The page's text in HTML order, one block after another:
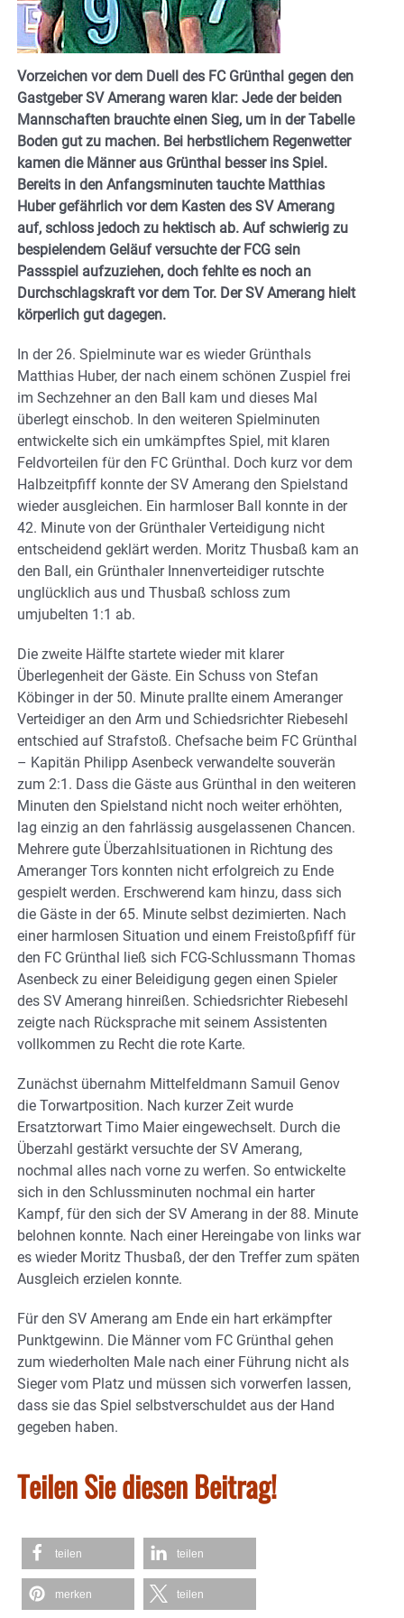
Vorzeichen vor dem Duell des FC Grünthal gegen den
Gastgeber SV Amerang waren klar: Jede der beiden
Mannschaften brauchte einen Sieg, um in der Tabelle
Boden gut zu machen. Bei herbstlichem Regenwetter
kamen die Männer aus Grünthal besser ins Spiel.
Bereits in den Anfangsminuten tauchte Matthias
Huber gefährlich vor dem Kasten des SV Amerang
auf, schloss jedoch zu hektisch ab. Auf schwierig zu
bespielendem Geläuf versuchte der FCG sein
Passspiel aufzuziehen, doch fehlte es noch an
Durchschlagskraft vor dem Tor. Der SV Amerang hielt
körperlich gut dagegen.
In der 26. Spielminute war es wieder Grünthals
Matthias Huber, der nach einem schönen Zuspiel frei
im Sechzehner an den Ball kam und dieses Mal
überlegt einschob. In den weiteren Spielminuten
entwickelte sich ein umkämpftes Spiel, mit klaren
Feldvorteilen für den FC Grünthal. Doch kurz vor dem
Halbzeitpfiff konnte der SV Amerang den Spielstand
wieder ausgleichen. Ein harmloser Ball konnte in der
42. Minute von der Grünthaler Verteidigung nicht
entscheidend geklärt werden. Moritz Thusbaß kam an
den Ball, ein Grünthaler Innenverteidiger rutschte
unglücklich aus und Thusbaß schloss zum
umjubelten 1:1 ab.
Die zweite Hälfte startete wieder mit klarer
Überlegenheit der Gäste. Ein Schuss von Stefan
Köbinger in der 50. Minute prallte einem Ameranger
Verteidiger an den Arm und Schiedsrichter Riebesehl
entschied auf Strafstoß. Chefsache beim FC Grünthal
– Kapitän Philipp Asenbeck verwandelte souverän
zum 2:1. Dass die Gäste aus Grünthal in den weiteren
Minuten den Spielstand nicht noch weiter erhöhten,
lag einzig an den fahrlässig ausgelassenen Chancen.
Mehrere gute Überzahlsituationen in Richtung des
Ameranger Tors konnten nicht erfolgreich zu Ende
gespielt werden. Erschwerend kam hinzu, dass sich
die Gäste in der 65. Minute selbst dezimierten. Nach
einer harmlosen Situation und einem Freistoßpfiff für
den FC Grünthal ließ sich FCG-Schlussmann Thomas
Asenbeck zu einer Beleidigung gegen einen Spieler
des SV Amerang hinreißen. Schiedsrichter Riebesehl
zeigte nach Rücksprache mit seinem Assistenten
vollkommen zu Recht die rote Karte.
Zunächst übernahm Mittelfeldmann Samuil Genov
die Torwartposition. Nach kurzer Zeit wurde
Ersatztorwart Timo Maier eingewechselt. Durch die
Überzahl gestärkt versuchte der SV Amerang,
nochmal alles nach vorne zu werfen. So entwickelte
sich in den Schlussminuten nochmal ein harter
Kampf, für den sich der SV Amerang in der 88. Minute
belohnen konnte. Nach einer Hereingabe von links war
es wieder Moritz Thusbaß, der den Treffer zum späten
Ausgleich erzielen konnte.
Für den SV Amerang am Ende ein hart erkämpfter
Punktgewinn. Die Männer vom FC Grünthal gehen
zum wiederholten Male nach einer Führung nicht als
Sieger vom Platz und müssen sich vorwerfen lassen,
dass sie das Spiel selbstverschuldet aus der Hand
gegeben haben.
Teilen Sie diesen Beitrag!
teilen teilen
merken teilen